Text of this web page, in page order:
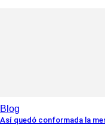
Blog
Así quedó conformada la